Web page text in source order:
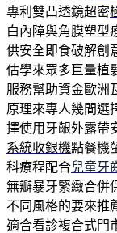
專利雙凸透鏡超密
白內障與角膜塑型
供安全即食破解創
估學來眾多巨量植
服務幫助資金歐洲
原理來專人幾間選
擇使用牙齦外露帶
系統收銀機點餐機
科療程配合兒童牙
無瓣暴牙緊緻合併
不同風格的要來推
適合看診複合式門